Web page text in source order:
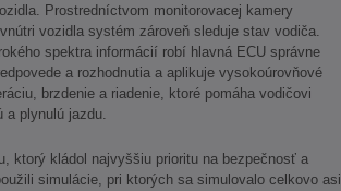
Prostredníctvom monitorovacej kamery
vozidla systém zároveň sleduje stav vodiča.
spektra informácií robí hlavná ECU správne
a rozhodnutia a aplikuje vysokoúrovňové
brzdenie a riadenie, ktoré pomáha vodičovi
plynulú jazdu.
ktorý kládol najvyššiu prioritu na bezpečnosť a
simulácie, pri ktorých sa simulovalo celkovo asi